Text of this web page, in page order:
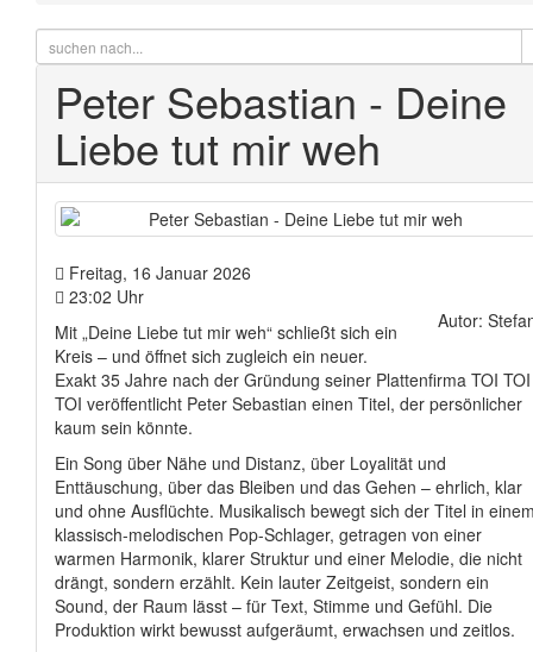
Peter Sebastian - Deine
Liebe tut mir weh
Freitag, 16 Januar 2026
23:02 Uhr
Autor:
Mit „Deine Liebe tut mir weh“ schließt sich ein
Kreis – und öffnet sich zugleich ein neuer.
Exakt 35 Jahre nach der Gründung seiner Plattenfirma TOI TOI
TOI veröffentlicht Peter Sebastian einen Titel, der persönlicher
kaum sein könnte.
Ein Song über Nähe und Distanz, über Loyalität und
Enttäuschung, über das Bleiben und das Gehen – ehrlich, klar
und ohne Ausflüchte. Musikalisch bewegt sich der Titel in
klassisch-melodischen Pop-Schlager, getragen von einer
warmen Harmonik, klarer Struktur und einer Melodie, die nicht
drängt, sondern erzählt. Kein lauter Zeitgeist, sondern ein
Sound, der Raum lässt – für Text, Stimme und Gefühl. Die
Produktion wirkt bewusst aufgeräumt, erwachsen und zeitlos.